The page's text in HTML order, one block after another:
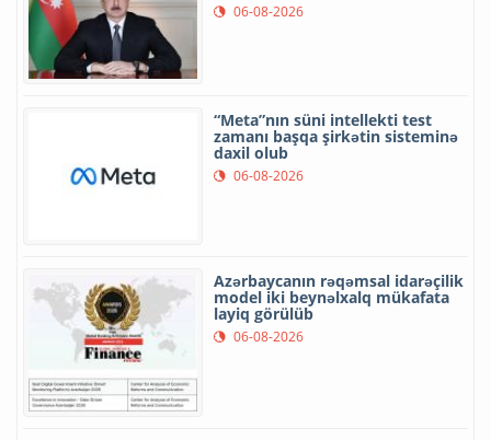
06-08-2026
“Meta”nın süni intellekti test
zamanı başqa şirkətin sisteminə
daxil olub
06-08-2026
Azərbaycanın rəqəmsal idarəçilik
model iki beynəlxalq mükafata
layiq görülüb
06-08-2026